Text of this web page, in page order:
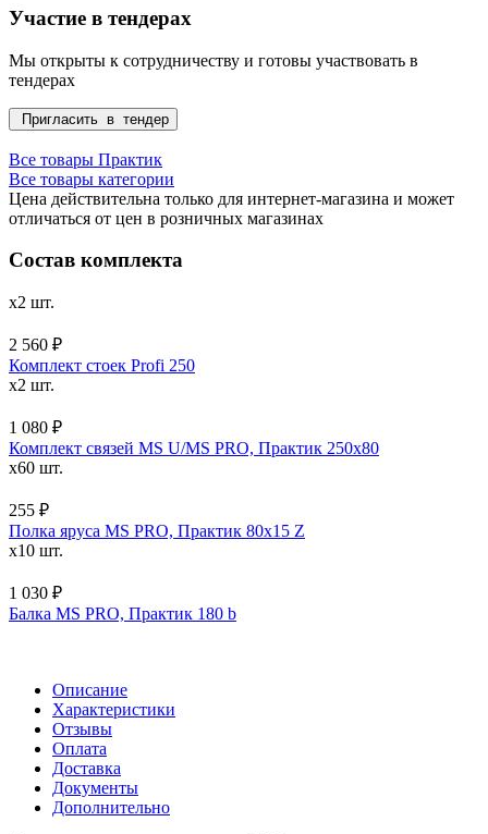
Участие в тендерах
Мы открыты к сотрудничеству и готовы участвовать в
тендерах
Пригласить в тендер
Все товары Практик
Все товары категории
Цена действительна только для интернет-магазина и может
отличаться от цен в розничных магазинах
Состав комплекта
x2 шт.
2 560 ₽
Комплект стоек Profi 250
x2 шт.
1 080 ₽
Комплект связей MS U/MS PRO, Практик 250x80
x60 шт.
255 ₽
Полка яруса MS PRO, Практик 80х15 Z
x10 шт.
1 030 ₽
Балка MS PRO, Практик 180 b
Описание
Характеристики
Отзывы
Оплата
Доставка
Документы
Дополнительно